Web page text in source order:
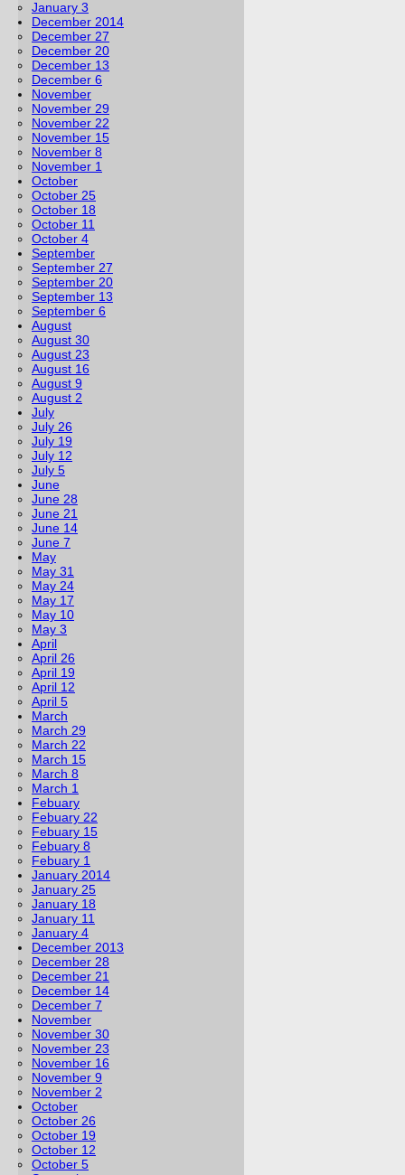
January 3
December 2014
December 27
December 20
December 13
December 6
November
November 29
November 22
November 15
November 8
November 1
October
October 25
October 18
October 11
October 4
September
September 27
September 20
September 13
September 6
August
August 30
August 23
August 16
August 9
August 2
July
July 26
July 19
July 12
July 5
June
June 28
June 21
June 14
June 7
May
May 31
May 24
May 17
May 10
May 3
April
April 26
April 19
April 12
April 5
March
March 29
March 22
March 15
March 8
March 1
Febuary
Febuary 22
Febuary 15
Febuary 8
Febuary 1
January 2014
January 25
January 18
January 11
January 4
December 2013
December 28
December 21
December 14
December 7
November
November 30
November 23
November 16
November 9
November 2
October
October 26
October 19
October 12
October 5